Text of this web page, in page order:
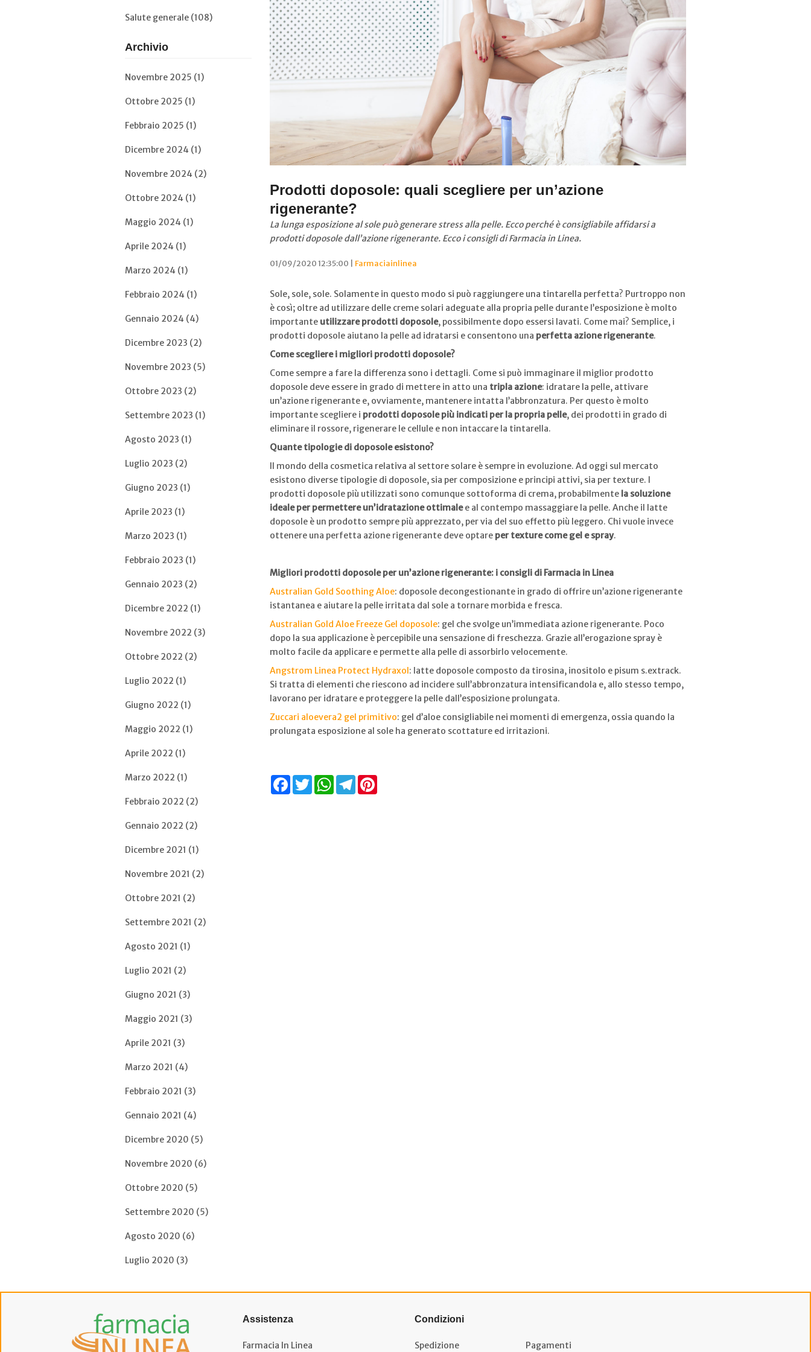
Salute generale (108)
Archivio
Novembre 2025 (1)
Ottobre 2025 (1)
Febbraio 2025 (1)
Dicembre 2024 (1)
Novembre 2024 (2)
Ottobre 2024 (1)
Maggio 2024 (1)
Aprile 2024 (1)
Marzo 2024 (1)
Febbraio 2024 (1)
Gennaio 2024 (4)
Dicembre 2023 (2)
Novembre 2023 (5)
Ottobre 2023 (2)
Settembre 2023 (1)
Agosto 2023 (1)
Luglio 2023 (2)
Giugno 2023 (1)
Aprile 2023 (1)
Marzo 2023 (1)
Febbraio 2023 (1)
Gennaio 2023 (2)
Dicembre 2022 (1)
Novembre 2022 (3)
Ottobre 2022 (2)
Luglio 2022 (1)
Giugno 2022 (1)
Maggio 2022 (1)
Aprile 2022 (1)
Marzo 2022 (1)
Febbraio 2022 (2)
Gennaio 2022 (2)
Dicembre 2021 (1)
Novembre 2021 (2)
Ottobre 2021 (2)
Settembre 2021 (2)
Agosto 2021 (1)
Luglio 2021 (2)
Giugno 2021 (3)
Maggio 2021 (3)
Aprile 2021 (3)
Marzo 2021 (4)
Febbraio 2021 (3)
Gennaio 2021 (4)
Dicembre 2020 (5)
Novembre 2020 (6)
Ottobre 2020 (5)
Settembre 2020 (5)
Agosto 2020 (6)
Luglio 2020 (3)
Prodotti doposole: quali scegliere per un’azione
rigenerante?
La lunga esposizione al sole può generare stress alla pelle. Ecco perché è consigliabile affidarsi a
prodotti doposole dall’azione rigenerante. Ecco i consigli di Farmacia in Linea.
01/09/2020 12:35:00 | Farmaciainlinea
Sole, sole, sole. Solamente in questo modo si può raggiungere una tintarella perfetta? Purtroppo non
è così; oltre ad utilizzare delle creme solari adeguate alla propria pelle durante l’esposizione è molto
importante utilizzare prodotti doposole, possibilmente dopo essersi lavati. Come mai? Semplice, i
prodotti doposole aiutano la pelle ad idratarsi e consentono una perfetta azione rigenerante.
Come scegliere i migliori prodotti doposole?
Come sempre a fare la differenza sono i dettagli. Come si può immaginare il miglior prodotto
doposole deve essere in grado di mettere in atto una tripla azione: idratare la pelle, attivare
un’azione rigenerante e, ovviamente, mantenere intatta l’abbronzatura. Per questo è molto
importante scegliere i prodotti doposole più indicati per la propria pelle, dei prodotti in grado di
eliminare il rossore, rigenerare le cellule e non intaccare la tintarella.
Quante tipologie di doposole esistono?
Il mondo della cosmetica relativa al settore solare è sempre in evoluzione. Ad oggi sul mercato
esistono diverse tipologie di doposole, sia per composizione e principi attivi, sia per texture. I
prodotti doposole più utilizzati sono comunque sottoforma di crema, probabilmente la soluzione
ideale per permettere un’idratazione ottimalee al contempo massaggiare la pelle. Anche il latte
doposole è un prodotto sempre più apprezzato, per via del suo effetto più leggero. Chi vuole invece
ottenere una perfetta azione rigenerante deve optare per texture come gel e spray.
Migliori prodotti doposole per un’azione rigenerante: i consigli di Farmacia in Linea
Australian Gold Soothing Aloe: doposole decongestionante in grado di offrire un’azione rigenerante
istantanea e aiutare la pelle irritata dal sole a tornare morbida e fresca.
Australian Gold Aloe Freeze Gel doposole: gel che svolge un’immediata azione rigenerante. Poco
dopo la sua applicazione è percepibile una sensazione di freschezza. Grazie all’erogazione spray è
molto facile da applicare e permette alla pelle di assorbirlo velocemente.
Angstrom Linea Protect Hydraxol: latte doposole composto da tirosina, inositolo e pisum s.extrack.
Si tratta di elementi che riescono ad incidere sull’abbronzatura intensificandola e, allo stesso tempo,
lavorano per idratare e proteggere la pelle dall’esposizione prolungata.
Zuccari aloevera2 gel primitivo: gel d’aloe consigliabile nei momenti di emergenza, ossia quando la
prolungata esposizione al sole ha generato scottature ed irritazioni.
FacebookTwitterWhatsAppTelegram
Assistenza
Farmacia In Linea
Condizioni
Spedizione Pagamenti